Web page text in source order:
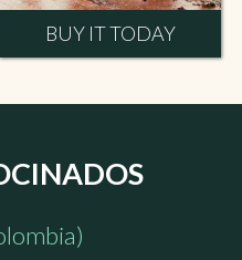
BUY IT TODAY